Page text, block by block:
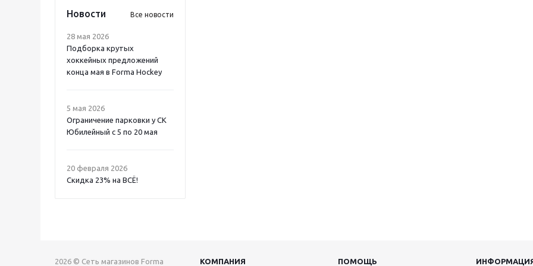
Новости Все новости
28 мая 2026
Подборка крутых
хоккейных предложений
конца мая в Forma Hockey
5 мая 2026
Ограничение парковки у СК
Юбилейный с 5 по 20 мая
20 февраля 2026
Скидка 23% на ВСË!
2026 © Сеть магазинов Forma КОМПАНИЯ ПОМОЩЬ